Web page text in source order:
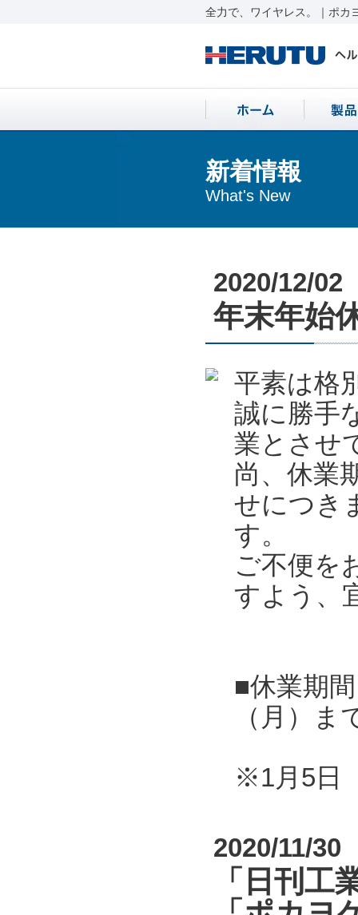
全力で、ワイヤレス。｜ポカ
新着情報
What's New
2020/12/02
年末年始
平素は格
誠に勝手
業とさせ
尚、休業
せにつき
す。
ご不便を
すよう、
■休業期
（月）ま
※1月5日
2020/11/30
「日刊工